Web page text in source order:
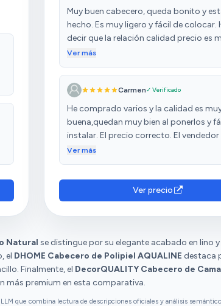
Muy buen cabecero, queda bonito y
hecho. Es muy ligero y fácil de colocar.
decir que la relación calidad precio es
buena. El color es precioso, muy
Ver más
Carmen✓ Verificado
He comprado varios y la calidad es
buena,quedan muy bien al ponerlos y
instalar. El precio correcto. El vendedor
pone en contacto después para
Ver más
Ver precio
Natural se distingue por su elegante acabado en lino
el DHOME Cabecero de Polipiel AQUALINE destaca
Finalmente, el DecorQUALITY Cabecero de
más premium en esta comparativa.
que combina lectura de descripciones oficiales y análisis